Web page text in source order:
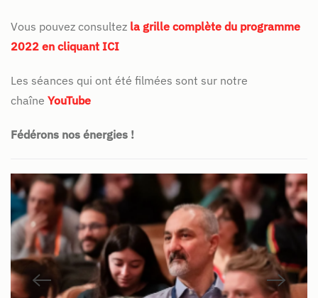
Vous pouvez consultez la grille complète du programme
2022 en cliquant ICI
Les séances qui ont été filmées sont sur notre
chaîne YouTube
Fédérons nos énergies !